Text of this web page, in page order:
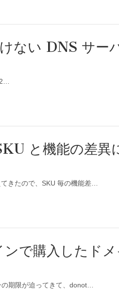
ない DNS サー
と機能の差異
きたので、SKU 毎の機能差…
で購入したド
期限が迫ってきて、donot…